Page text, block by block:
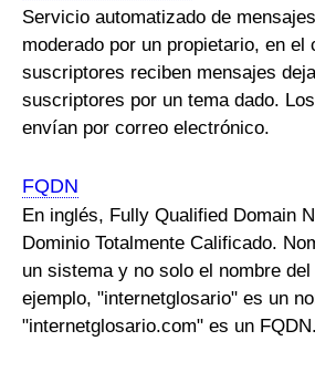
Servicio automatizado de
moderado por un propietario, en el
suscriptores reciben mensajes
suscriptores por un tema dado.
envían por correo electrónico.
FQDN
En inglés, Fully Qualified Domain
Dominio Totalmente Calificado.
un sistema y no solo el nombre
ejemplo, "internetglosario" es un
"internetglosario.com" es un FQDN.